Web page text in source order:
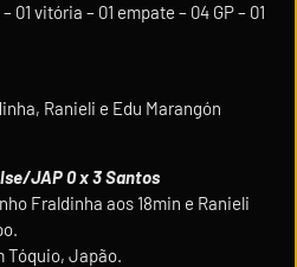
01 vitória – 01 empate – 04 GP – 01
Ranieli e Edu Marangón
JAP 0 x 3 Santos
Fraldinha aos 18min e Ranieli
Tóquio, Japão.